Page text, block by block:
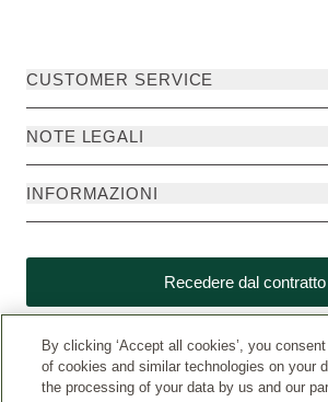
CUSTOMER SERVICE
NOTE LEGALI
INFORMAZIONI
Recedere dal contratto
By clicking ‘Accept all cookies’, you
of cookies and similar technologies on your
the processing of your data by us and our